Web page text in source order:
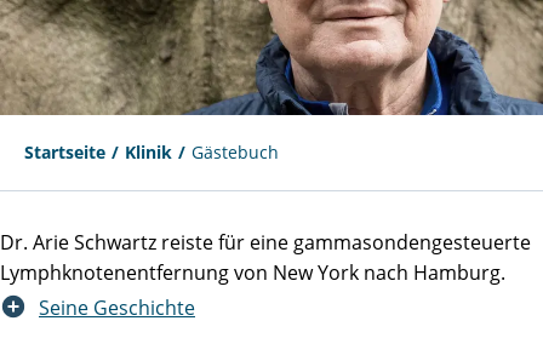
Startseite Klinik Gästebuch
Dr. Arie Schwartz reiste für eine gammasondengesteuerte
Lymphknotenentfernung von New York nach Hamburg.
Seine Geschichte